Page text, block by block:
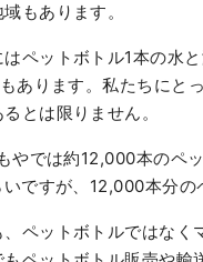
もあります。
ペットボトル1本の水
あります。私たちにと
とは限りません。
やでは約12,000本のペ
ですが、12,000本分の
ペットボトルではな